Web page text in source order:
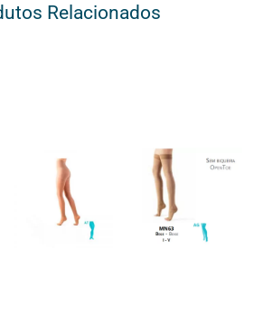
Relacionados